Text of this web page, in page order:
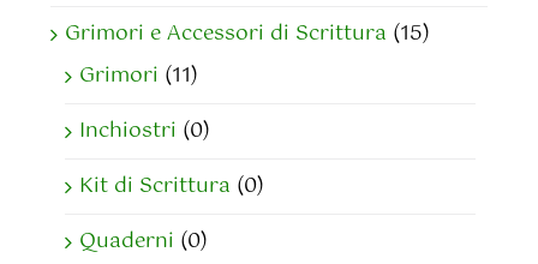
Grimori e Accessori di Scrittura (15)
Grimori (11)
Inchiostri (0)
Kit di Scrittura (0)
Quaderni (0)